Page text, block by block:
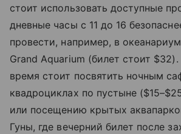
стоит использовать доступные
дневные часы с 11 до 16
провести, например, в
Grand Aquarium (билет стоит
время стоит посвятить ночным
квадроциклах по пустыне
или посещению крытых
Гуны, где вечерний билет после